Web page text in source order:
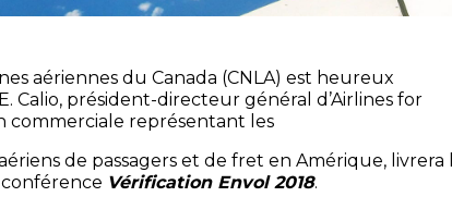
aériennes du Canada (CNLA) est heureux
Calio, président-directeur général d’Airlines for
commerciale représentant les
de passagers et de fret en Amérique, livrera
Vérification Envol 2018.